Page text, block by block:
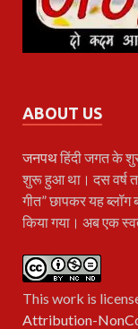
ABOUT US
जनपथहिंदी जगत के
शुरू हुआ था। दस वर्ष
गीत” छापकर यह ब्लॉग
किया गया। अब एक
This work is
Attribution-